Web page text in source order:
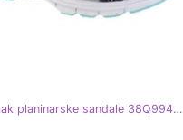
CMP Almaak planinarske sandale 38Q9946-33UL plava